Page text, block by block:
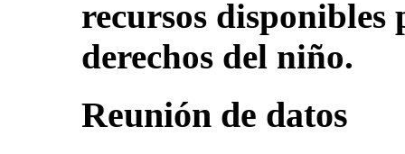
recursos disponibles
derechos del niño.
Reunión de datos